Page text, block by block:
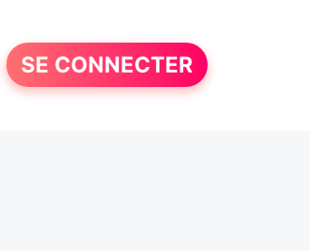
SE CONNECTER